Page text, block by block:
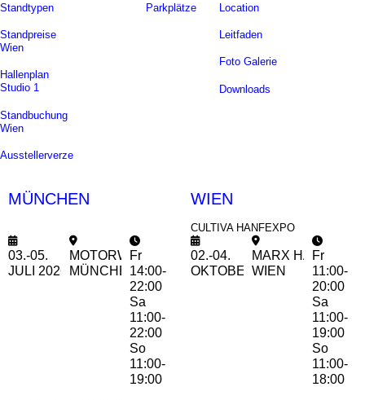
Standtypen
Standpreise
Wien
Hallenplan
Studio 1
Standbuchung
Wien
Ausstellerverzeichnis
Parkplätze Location
Leitfaden
Foto Galerie
Downloads
MÜNCHEN
03.-05.
JULI 2026
MOTORWORLD
MÜNCHEN
Fr
14:00-
22:00
Sa
11:00-
22:00
So
11:00-
19:00
WIEN
CULTIVA HANFEXPO
02.-04.
OKTOBER 2026
MARX HALLE
WIEN
Fr
11:00-
20:00
Sa
11:00-
19:00
So
11:00-
18:00